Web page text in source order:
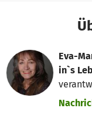
Eva-
in`s